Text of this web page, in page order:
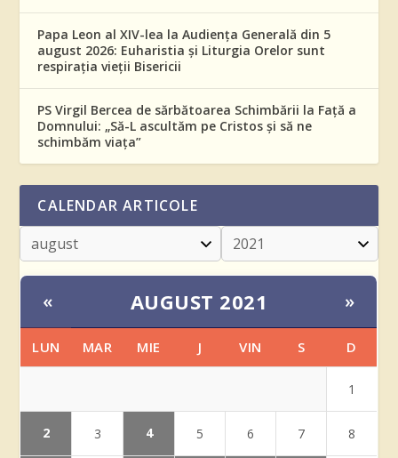
Papa Leon al XIV-lea la Audiența Generală din 5
august 2026: Euharistia și Liturgia Orelor sunt
respirația vieții Bisericii
PS Virgil Bercea de sărbătoarea Schimbării la Față a
Domnului: „Să-L ascultăm pe Cristos și să ne
schimbăm viața”
CALENDAR ARTICOLE
« AUGUST 2021 »
LUN MAR MIE J VIN S D
1
2 3 4 5 6 7 8